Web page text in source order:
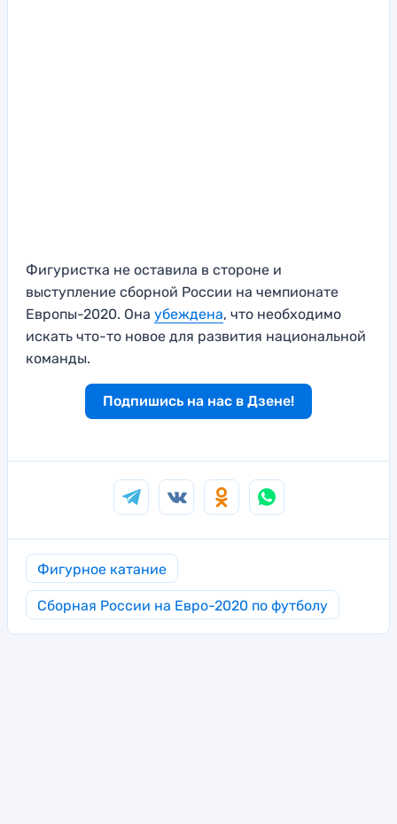
Фигуристка не оставила в стороне и
выступление сборной России на чемпионате
Европы-2020. Она убеждена, что необходимо
искать что-то новое для развития национальной
команды.
Подпишись на нас в Дзене!
Фигурное катание
Сборная России на Евро-2020 по футболу